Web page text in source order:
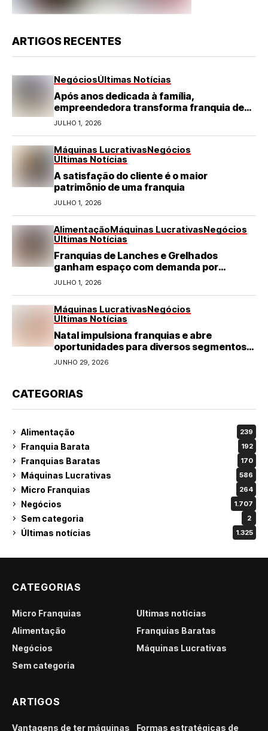
ARTIGOS RECENTES
NegóciosÚltimas Notícias
Após anos dedicada à família,
empreendedora transforma franquia de
turismo em negócio de destaque no RN
JULHO 1, 2026
Máquinas LucrativasNegócios
Últimas Notícias
A satisfação do cliente é o maior
patrimônio de uma franquia
JULHO 1, 2026
AlimentaçãoMáquinas LucrativasNegócios
Últimas Notícias
Franquias de Lanches e Grelhados
ganham espaço com demanda por
refeições rápidas e de qualidade
JULHO 1, 2026
Máquinas LucrativasNegócios
Últimas Notícias
Natal impulsiona franquias e abre
oportunidades para diversos segmentos
do varejo
JUNHO 29, 2026
CATEGORIAS
Alimentação 239
Franquia Barata 192
Franquias Baratas 170
Máquinas Lucrativas 586
Micro Franquias 264
Negócios 1.707
Sem categoria 2
Últimas notícias 1.325
CATEGORIAS
Micro Franquias
Últimas notícias
Alimentação
Franquias Baratas
Negócios
Máquinas Lucrativas
Sem categoria
ARTIGOS
Vantagens de ter máquinas Formas estratégicas de